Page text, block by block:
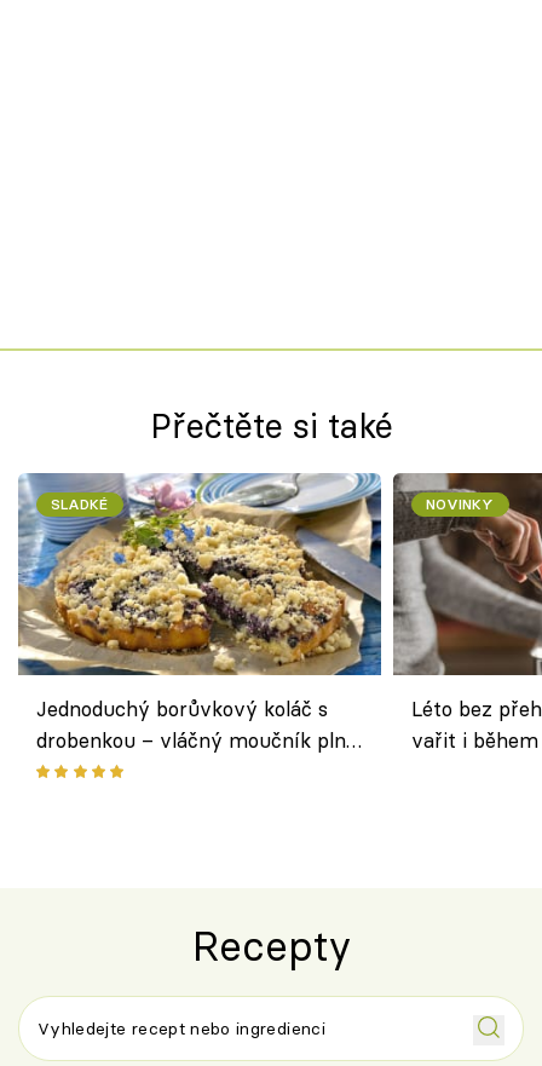
Přečtěte si také
SLADKÉ
Jednoduchý borůvkový koláč s
drobenkou – vláčný moučník plný
ovoce
NOVINKY
Léto bez
vařit i
Recepty